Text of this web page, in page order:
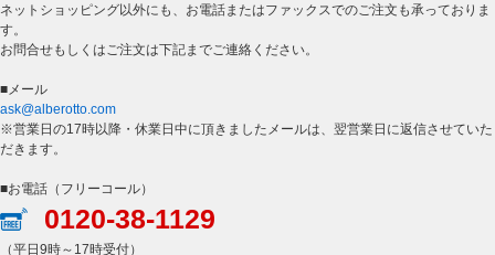
ネットショッピング以外にも、お電話またはファックスでのご注文も承っておりま
す。
お問合せもしくはご注文は下記までご連絡ください。
■メール
ask@alberotto.com
※営業日の17時以降・休業日中に頂きましたメールは、翌営業日に返信させていた
だきます。
■お電話（フリーコール）
0120-38-1129
（平日9時～17時受付）